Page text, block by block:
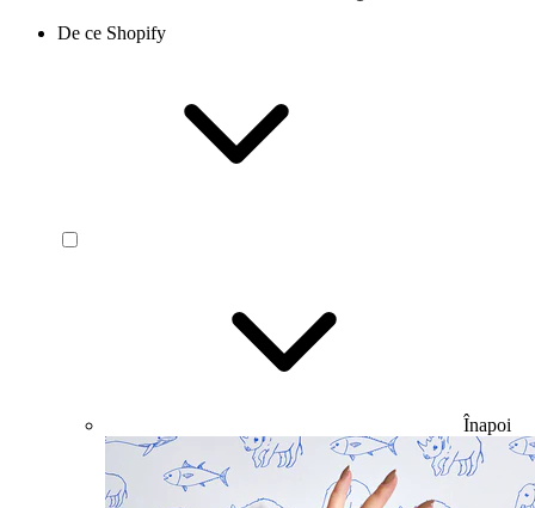
De ce Shopify
Înapoi